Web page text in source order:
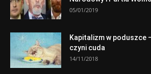
05/01/2019
Kapitalizm w
czyni cuda
14/11/2018